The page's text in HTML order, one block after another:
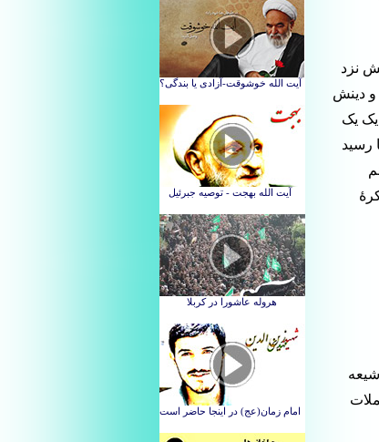
نزد
و دینش
یک یک
رسید